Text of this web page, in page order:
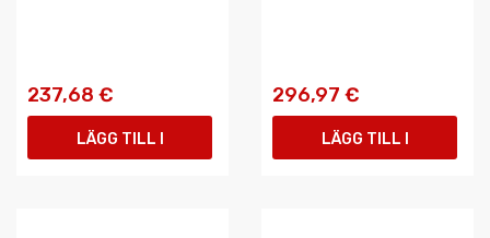
237,68 €
LÄGG TILL I
296,97 €
LÄGG TILL I